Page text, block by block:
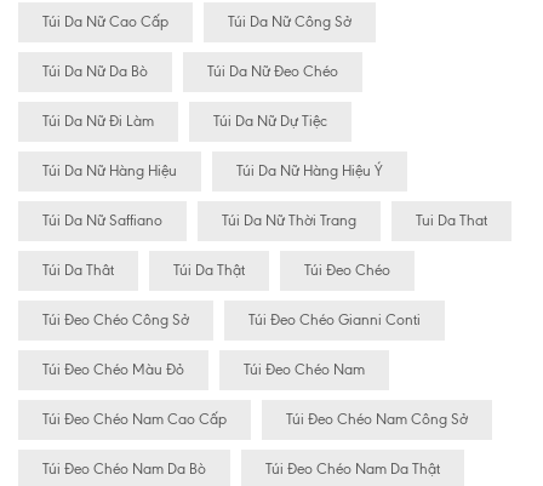
Túi Da Nữ Cao Cấp Túi Da Nữ Công Sở
Túi Da Nữ Da Bò Túi Da Nữ Đeo Chéo
Túi Da Nữ Đi Làm Túi Da Nữ Dự Tiệc
Túi Da Nữ Hàng Hiệu Túi Da Nữ Hàng Hiệu Ý
Túi Da Nữ Saffiano Túi Da Nữ Thời Trang Tui Da That
Túi Da Thât Túi Da Thật Túi Đeo Chéo
Túi Đeo Chéo Công Sở Túi Đeo Chéo Gianni Conti
Túi Đeo Chéo Màu Đỏ Túi Đeo Chéo Nam
Túi Đeo Chéo Nam Cao Cấp Túi Đeo Chéo Nam Công Sở
Túi Đeo Chéo Nam Da Bò Túi Đeo Chéo Nam Da Thật